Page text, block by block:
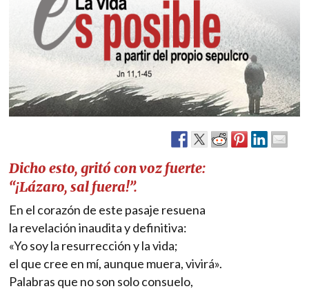
Dicho esto, gritó con voz fuerte:
“¡Lázaro, sal fuera!”.
En el corazón de este pasaje resuena
la revelación inaudita y definitiva:
«Yo soy la resurrección y la vida;
el que cree en mí, aunque muera, vivirá».
Palabras que no son solo consuelo,